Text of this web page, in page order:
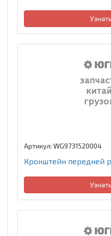
Артикул: WG9731520004
Кронштейн передней